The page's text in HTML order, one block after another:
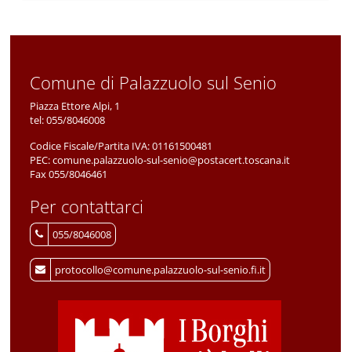
Comune di Palazzuolo sul Senio
Piazza Ettore Alpi, 1
tel:055/8046008
Codice Fiscale/Partita IVA:01161500481
PEC:comune.palazzuolo-sul-senio@postacert.toscana.it
Fax 055/8046461
Per contattarci
055/8046008
protocollo@comune.palazzuolo-sul-senio.fi.it